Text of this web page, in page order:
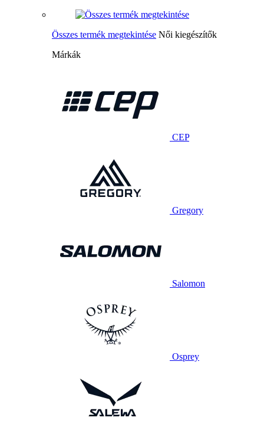
Összes termék megtekintése Női kiegészítők
Márkák
CEP
Gregory
Salomon
Osprey